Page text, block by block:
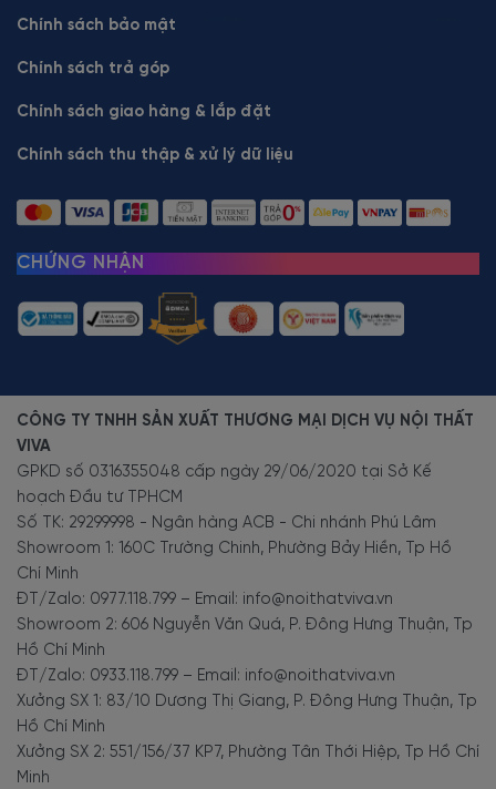
Chính sách bảo mật
Chính sách trả góp
Chính sách giao hàng & lắp đặt
Chính sách thu thập & xử lý dữ liệu
CHỨNG NHẬN
CÔNG TY TNHH SẢN XUẤT THƯƠNG MẠI DỊCH VỤ NỘI THẤT
VIVA
GPKD số 0316355048 cấp ngày 29/06/2020 tại Sở Kế
hoạch Đầu tư TPHCM
Số TK: 29299998 - Ngân hàng ACB - Chi nhánh Phú Lâm
Showroom 1: 160C Trường Chinh, Phường Bảy Hiền, Tp Hồ
Chí Minh
ĐT/Zalo: 0977.118.799 – Email: info@noithatviva.vn
Showroom 2: 606 Nguyễn Văn Quá, P. Đông Hưng Thuận, Tp
Hồ Chí Minh
ĐT/Zalo: 0933.118.799 – Email: info@noithatviva.vn
Xưởng SX 1: 83/10 Dương Thị Giang, P. Đông Hưng Thuận, Tp
Hồ Chí Minh
Xưởng SX 2: 551/156/37 KP7, Phường Tân Thới Hiệp, Tp Hồ Chí
Minh